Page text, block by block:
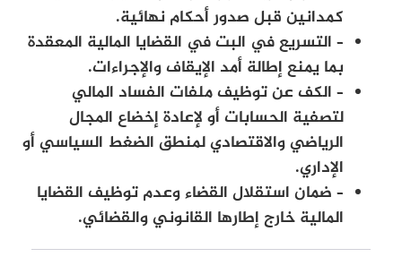
كمدانين قبل صدور أحكام نهائية.
– التسريع في البت في القضايا المالية المعقدة
بما يمنع إطالة أمد الإيقاف والإجراءات.
– الكف عن توظيف ملفات الفساد المالي
لتصفية الحسابات أو لإعادة إخضاع المجال
الرياضي والاقتصادي لمنطق الضغط السياسي أو
الإداري.
– ضمان استقلال القضاء وعدم توظيف القضايا
المالية خارج إطارها القانوني والقضائي.